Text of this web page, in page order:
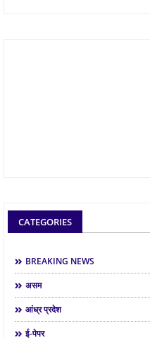
CATEGORIES
BREAKING NEWS
असम
आंध्र प्रदेश
ई-पेपर